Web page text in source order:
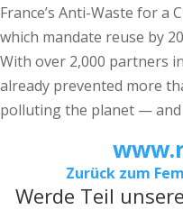
France’s Anti-Waste for a
which mandate reuse by
With over 2,000 partners
already prevented more
polluting the planet —
Zurück zum
Werde Teil